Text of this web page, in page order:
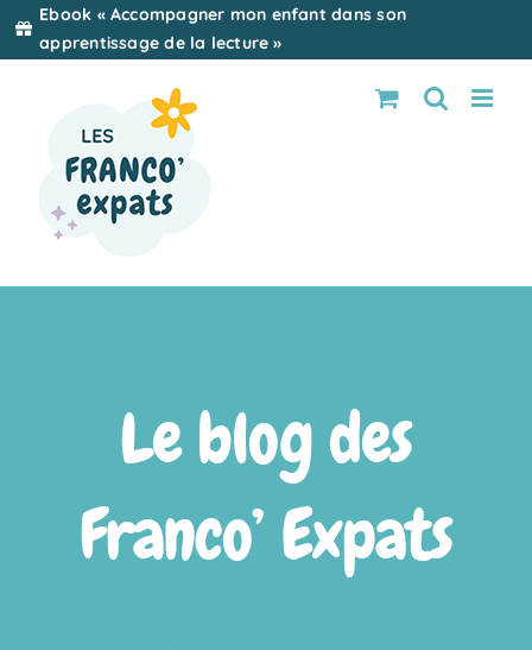
Passer
au
Ebook « Accompagner mon enfant dans son
apprentissage de la lecture »
Le blog des
Franco’ Expats